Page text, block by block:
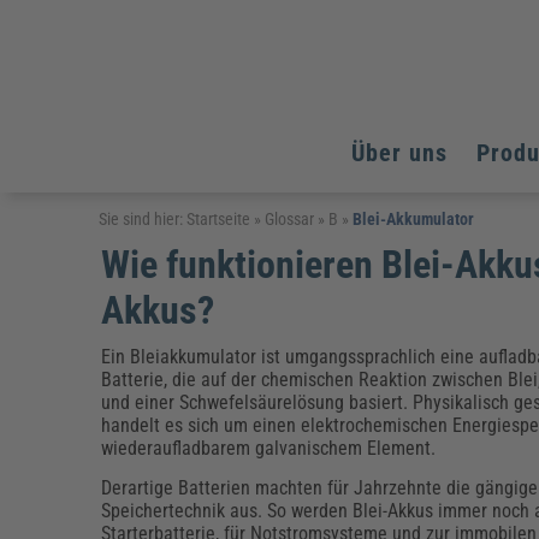
Über uns
Arbeitsschutz
Fachpublikationen & Arbeitshilfen
Arbeitssicherheit & Gesundheitsschutz
Brandschutz
Weiterbildungen (AKADEMIE HERKERT)
Assistenz & Office-Management
Baurecht & Architektenrecht
Energieoptimiertes & klimaneutrales Bauen
Nachhaltiges Planen
Fachpublikationen & Arbeitshilfen
Kinderschutz, Jugendhilfe & Inklusion
Datenschutz & IT-Recht
Datenschutz & IT-Sicherheit
Elektrosicherheit
Elektrosicherheit & Elektrotechnik
Energie und Umwelt
Fachpublikationen & Arbeitshilfen
Weiterbildungen (AKADEMIE HERKERT)
Arbeitsschutz
Bildung und Erziehung
Energie und Umwelt
Kommunales
Reisekosten und Finanzen
Arbeitsschutz
Bildung und Erziehung
Energie und Umwelt
Kommunales
Reisekosten und Finanzen
Sie sind hier: Startseite » Glossar » B » Blei-Akkumulator
Wie funktionieren Blei-
Akkus?
Ein Bleiakkumulator ist umgangssprachlich eine
Batterie, die auf der chemischen Reaktion zwischen
und einer Schwefelsäurelösung basiert. Physikalisch
handelt es sich um einen elektrochemischen
wiederaufladbarem galvanischem Element.
Derartige Batterien machten für Jahrzehnte die
Speichertechnik aus. So werden Blei-Akkus immer noch
Starterbatterie, für Notstromsysteme und zur immobilen